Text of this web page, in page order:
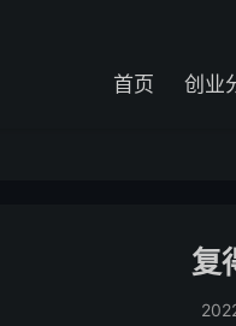
首页 创业
复